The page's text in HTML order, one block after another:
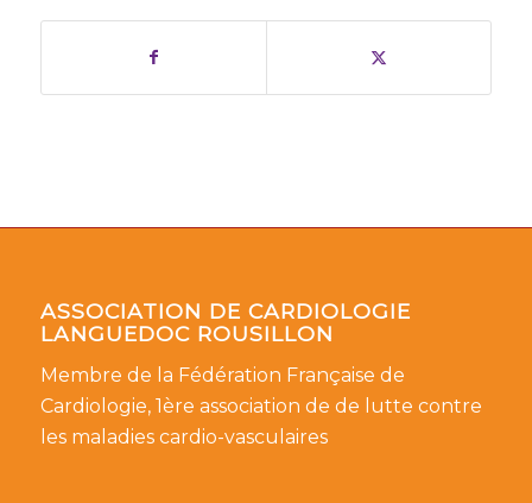
ASSOCIATION DE CARDIOLOGIE
LANGUEDOC ROUSILLON
Membre de la Fédération Française de
Cardiologie, 1ère association de de lutte contre
les maladies cardio-vasculaires